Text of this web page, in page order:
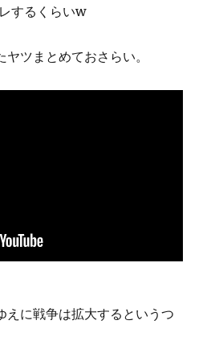
するくらいw
ツまとめておさらい。
えに戦争は拡大するというつ